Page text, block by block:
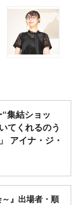
集結ショッ
てくれるのう
アイナ・ジ・
』出場者・順